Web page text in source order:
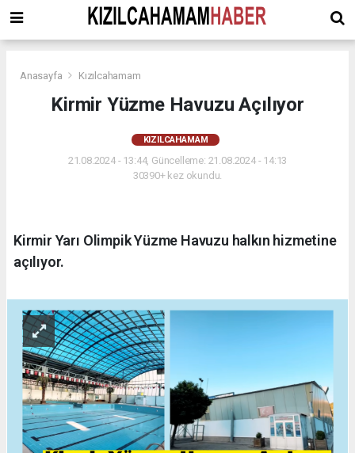
Anasayfa Kızılcahamam
Kirmir Yüzme Havuzu Açılıyor
KIZILCAHAMAM
21.08.2024 - 13:44, Güncelleme: 21.08.2024 - 14:13
30390+ kez okundu.
Kirmir Yarı Olimpik Yüzme Havuzu halkın hizmetine
açılıyor.